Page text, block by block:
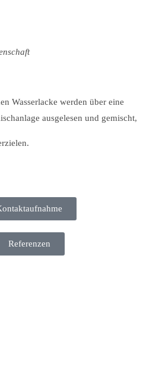
Wasserlacke werden über eine
ausgelesen und gemischt,
Referenzen